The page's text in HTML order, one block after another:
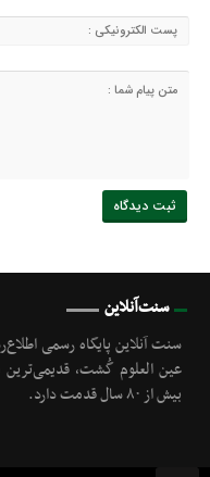
سنت‌آنلاین
سنت آنلاین پایگاه رسمی
عین العلوم گُشت,
بیش از ۸۰ سال قدمت دارد.